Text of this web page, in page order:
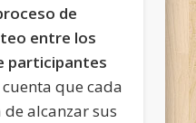
de
entre los
participantes
que cada
alcanzar sus